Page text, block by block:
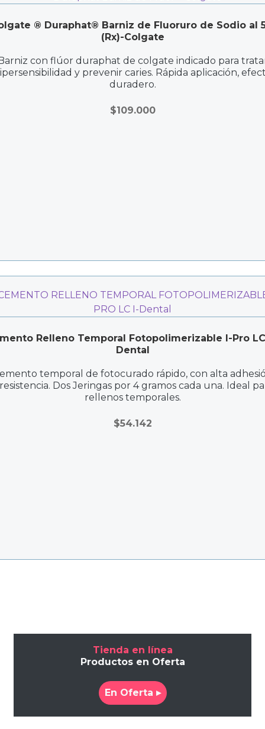
® Duraphat® Barniz de Fluoruro de Sodio al
(Rx)-Colgate
con flúor duraphat de colgate indicado para
y prevenir caries. Rápida aplicación,
duradero.
$109.000
Relleno Temporal Fotopolimerizable I-Pro
Dental
temporal de fotocurado rápido, con alta
Dos Jeringas por 4 gramos cada una. Ideal
rellenos temporales.
$54.142
Tienda en línea
Productos en Oferta
En Oferta ▸